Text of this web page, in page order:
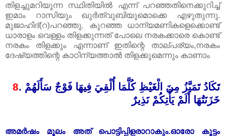
തിളച്ചുമറിയുന്ന സ്ഥിതിയിൽ എന്ന് പറഞ്ഞതിനെക്കുറിച്ച്
ഇമാം റാസിയും ഖുർത്വുബിയുമൊക്കെ എഴുതുന്നു.
മുജാഹിദ്(റ)പറഞ്ഞു. കുറഞ്ഞ ധാന്യമണികളെക്കൊണ്ട്
ധാരാളം വെള്ളം തിളക്കുന്നത് പോലെ നരകക്കാരെ കൊണ്ട്
നരകം തിളക്കും എന്നാണ്‌ ഇതിന്റെ താല്പര്യം,നരകം
ദേഷ്യത്തിന്റെ കാഠിന്യത്താൽ തിളക്കുമെന്നും കാണാം
8. تَكَادُ تَمَيَّزُ مِنَ الْغَيْظِ كُلَّمَا أُلْقِيَ فِيهَا فَوْجٌ سَأَلَهُمْ
خَزَنَتُهَا أَلَمْ يَأْتِكُمْ نَذِيرٌ
അമർഷം മൂലം അത് പൊട്ടിപ്പിളരാറാകും.ഓരോ കൂട്ടം